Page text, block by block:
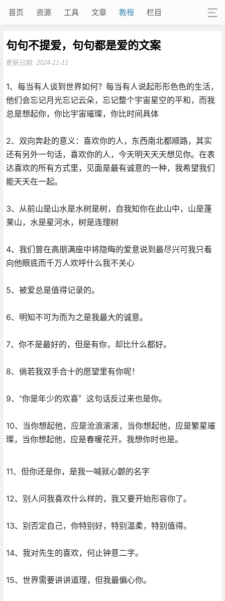
首页 资源 工具 文章 教程 栏目
句句不提爱，句句都是爱的文案
更新日期: 2024-11-11
1、每当有人谈到世界如何？每当有人说起形形色色的生活，
他们会忘记月光忘记云朵，忘记整个宇宙星空的平和，而我
总是想起你，你比宇宙璀璨，你比时间具体
2、双向奔赴的意义：喜欢你的人，东西南北都顺路，其实
还有另外一句话，喜欢你的人，今天明天天天想见你。在表
达喜欢的所有方式里，见面是最有诚意的一种，我希望我们
能天天在一起。
3、从前山是山水是水树是树，自我知你在此山中，山是蓬
莱山，水是星河水，树是连理树
4、我们曾在高朋满座中将隐晦的爱意说到最尽兴可我只看
向他眼底而千万人欢呼什么我不关心
5、被爱总是值得记录的。
6、明知不可为而为之是我最大的诚意。
7、你不是最好的，但是有你，却比什么都好。
8、倘若我双手合十的愿望里有你呢！
9、“你是年少的欢喜〞这句话反过来也是你。
10、当你想起他，应是沧浪滚滚，当你想起他，应是繁星璀
璨，当你想起他，应是春暖花开。我想你时也是。
11、但你还是你，是我一喊就心颤的名字
12、别人问我喜欢什么样的，我又要开始形容你了。
13、别否定自己，你特别好，特别温柔，特别值得。
14、我对先生的喜欢，何止钟意二字。
15、世界需要讲讲道理，但我最偏心你。